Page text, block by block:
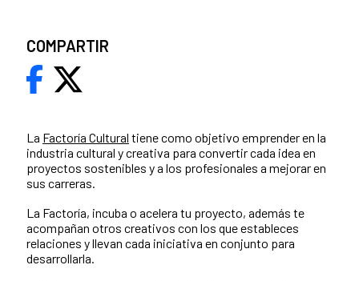
La Factoría Cultural tiene como objetivo emprender en la
industria cultural y creativa para convertir cada idea en
proyectos sostenibles y a los profesionales a mejorar en
sus carreras.
La Factoría, incuba o acelera tu proyecto, además te
acompañan otros creativos con los que estableces
relaciones y llevan cada iniciativa en conjunto para
desarrollarla.
COMPARTIR